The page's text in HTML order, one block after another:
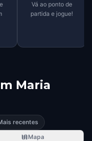
Vá ao ponto de
partida e jogue!
Maria
recentes
Mapa